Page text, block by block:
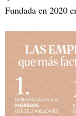
Fundada en 2020